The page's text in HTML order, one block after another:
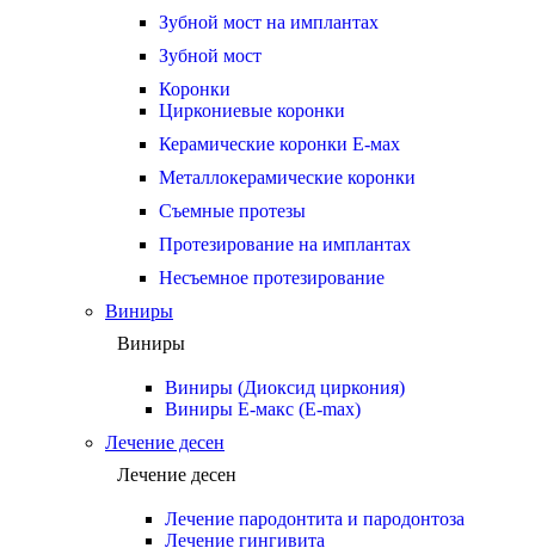
Зубной мост на имплантах
Зубной мост
Коронки
Циркониевые коронки
Керамические коронки Е-мах
Металлокерамические коронки
Съемные протезы
Протезирование на имплантах
Несъемное протезирование
Виниры
Виниры
Виниры (Диоксид циркония)
Виниры Е-макс (E-max)
Лечение десен
Лечение десен
Лечение пародонтита и пародонтоза
Лечение гингивита